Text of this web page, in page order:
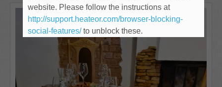
website. Please follow the instructions at
http://support.heateor.com/browser-blocking-
social-features/to unblock these.